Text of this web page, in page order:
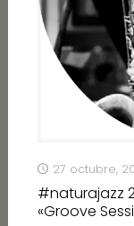
27 octubre,
#naturajazz
«Groove